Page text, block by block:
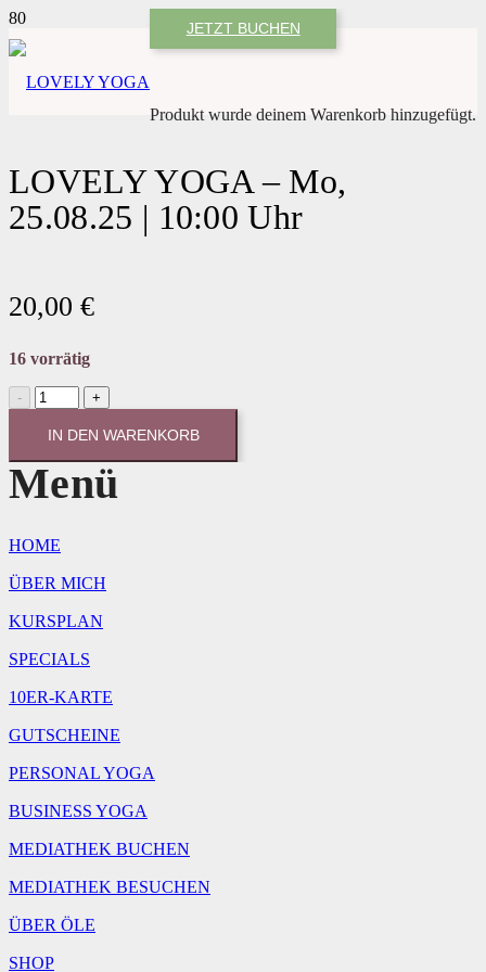
JETZT BUCHEN
Produkt wurde deinem Warenkorb hinzugefügt.
LOVELY YOGA – Mo,
25.08.25 | 10:00 Uhr
20,00 €
16 vorrätig
LOVELY
YOGA
25.08.25
|
Menge
IN DEN WARENKORB
Menü
HOME
ÜBER MICH
KURSPLAN
SPECIALS
10ER-KARTE
GUTSCHEINE
PERSONAL YOGA
BUSINESS YOGA
MEDIATHEK BUCHEN
MEDIATHEK BESUCHEN
ÜBER ÖLE
SHOP